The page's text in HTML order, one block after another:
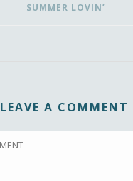
SUMMER LOVIN’
LEAVE A COMMENT